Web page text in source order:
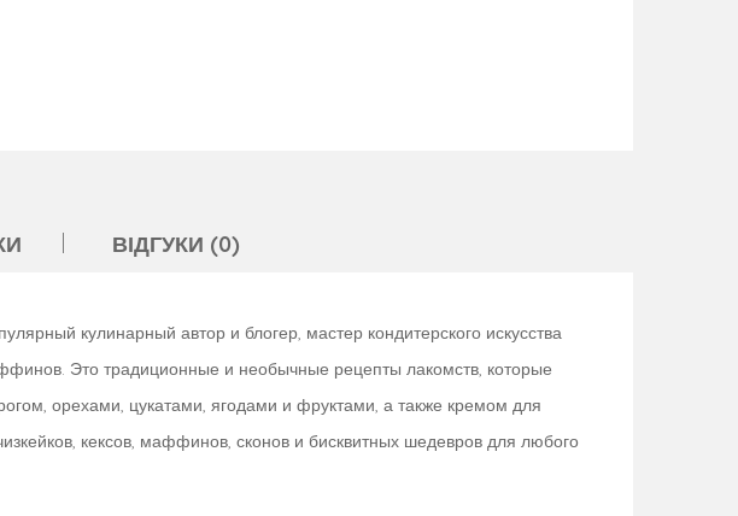
ВІДГУКИ (0)
кулинарный автор и блогер, мастер кондитерского искусства
Это традиционные и необычные рецепты лакомств, которые
орехами, цукатами, ягодами и фруктами, а также кремом для
кексов, маффинов, сконов и бисквитных шедевров для любого